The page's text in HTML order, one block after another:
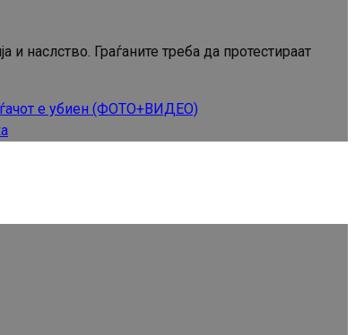
наслство. Граѓаните треба да протестираат
е убиен (ФОТО+ВИДЕО)